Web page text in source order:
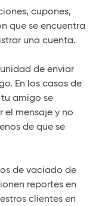
cupones,
que se encuentra
una cuenta.
de enviar
En los casos de
amigo se
mensaje y no
de que se
de vaciado de
reportes en
clientes en